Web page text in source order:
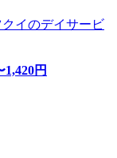
イのデイサービ
1,420円